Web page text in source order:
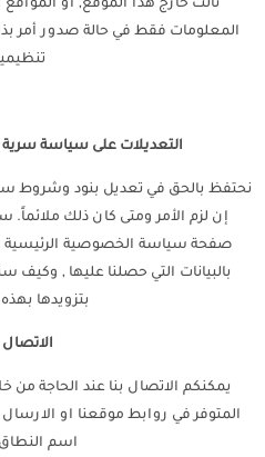
ثالث خارج هذا الموقع, أو
المعلومات فقط في حالة صدور أمر
التعديلات على سياسة
نحتفظ بالحق في تعديل بنود وشروط
إن لزم الأمر ومتى كان ذلك ملائماً.
صفحة سياسة الخصوصية
بالبيانات التي حصلنا عليها ,
بتزويدها بهذه
الاتصال
يمكنكم الاتصال بنا عند الحاجة
اسم النطاق